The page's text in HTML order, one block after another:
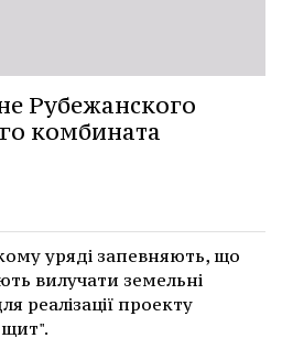
Рубежанского
комбината
уряді запевняють, що
вилучати земельні
реалізації проекту